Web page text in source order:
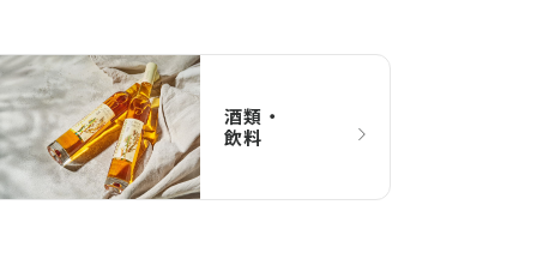
酒類 ・
飲料